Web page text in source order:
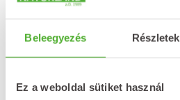
Beleegyezés Részletek
Ez a weboldal sütiket használ